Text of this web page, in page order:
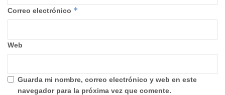
Correo electrónico *
Web
Guarda mi nombre, correo electrónico y web en este
navegador para la próxima vez que comente.